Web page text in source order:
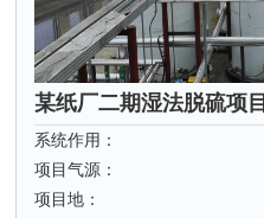
某纸厂二期湿法脱硫项目
系统作用：
项目气源：
项目地：